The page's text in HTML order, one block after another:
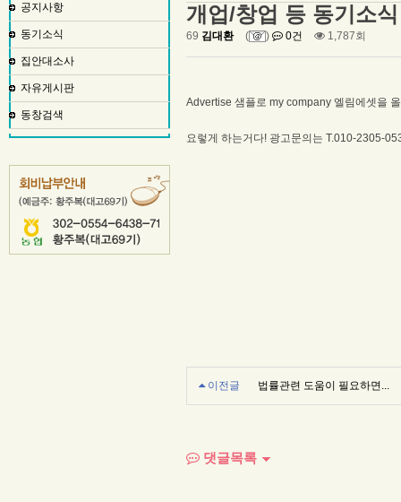
공지사항
동기소식
집안대소사
자유게시판
동창검색
개업/창업 등 동기소
69 김대환 ( ) 0건 1,787회
Advertise 샘플로 my company 엘림에셋을
요렇게 하는거다! 광고문의는 T.010-2305-
이전글 법률관련 도움이 필요하면...
댓글목록